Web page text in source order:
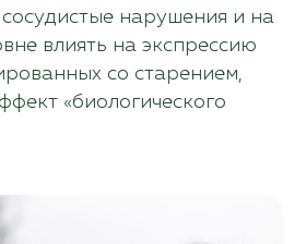
нарушения и на
влиять на экспрессию
со старением,
«биологического